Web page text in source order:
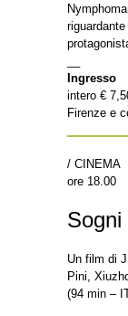
Ingresso
intero €
Firenze e
/ CINEMA
ore 18.00
Sogni
Un film di
Pini,
(94 min –